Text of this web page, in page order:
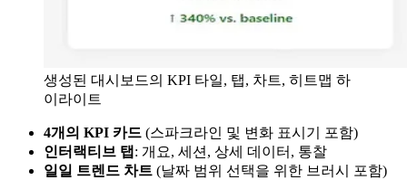
생성된 대시보드의 KPI 타일, 탭, 차트, 히트맵 하
이라이트
4개의 KPI 카드 (스파크라인 및 변화 표시기 포함)
인터랙티브 탭 : 개요, 세션, 상세 데이터, 통찰
일일 트렌드 차트 (날짜 범위 선택을 위한 브러시 포함)